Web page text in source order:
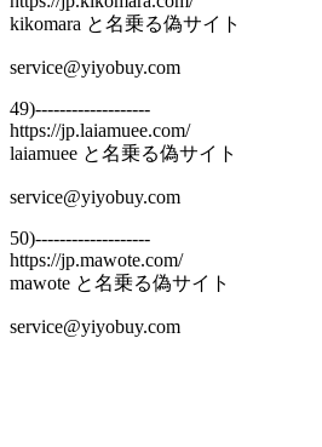
kikomara と名乗る偽サイト
service@yiyobuy.com
49)-------------------
https://jp.laiamuee.com/
laiamuee と名乗る偽サイト
service@yiyobuy.com
50)-------------------
https://jp.mawote.com/
mawote と名乗る偽サイト
service@yiyobuy.com